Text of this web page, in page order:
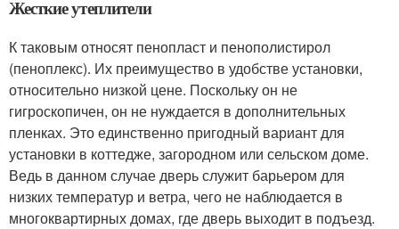
Жесткие утеплители
К таковым относят пенопласт и пенополистирол
(пеноплекс). Их преимущество в удобстве установки,
относительно низкой цене. Поскольку он не
гигроскопичен, он не нуждается в дополнительных
пленках. Это единственно пригодный вариант для
установки в коттедже, загородном или сельском доме.
Ведь в данном случае дверь служит барьером для
низких температур и ветра, чего не наблюдается в
многоквартирных домах, где дверь выходит в подъезд.